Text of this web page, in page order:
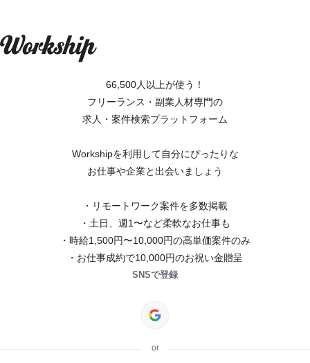
66,500人以上が使う！
フリーランス・副業人材専門の
求人・案件検索プラットフォーム
Workshipを利用して自分にぴったりな
お仕事や企業と出会いましょう
・リモートワーク案件を多数掲載
・土日、週1〜など柔軟なお仕事も
・時給1,500円〜10,000円の高単価案件のみ
・お仕事成約で10,000円のお祝い金贈呈
SNSで登録
or